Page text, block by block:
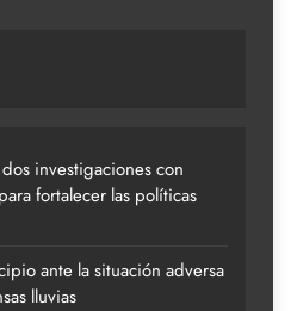
investigaciones con
fortalecer las políticas
ante la situación adversa
lluvias